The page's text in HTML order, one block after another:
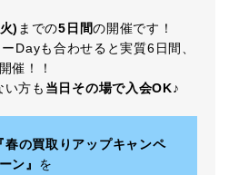
) までの5日間の開催です！
Dayも合わせると実質6日間、
開催！！
い方も 当日その場で入会OK♪
『春の買取りアップキャンペ
ーン』 を